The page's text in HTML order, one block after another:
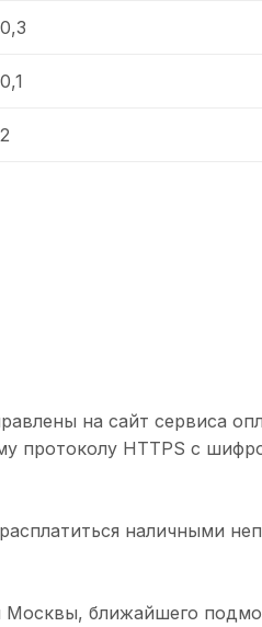
0,3
0,1
2
на сайт сервиса
протоколу HTTPS с
наличными
Москвы, ближайшего